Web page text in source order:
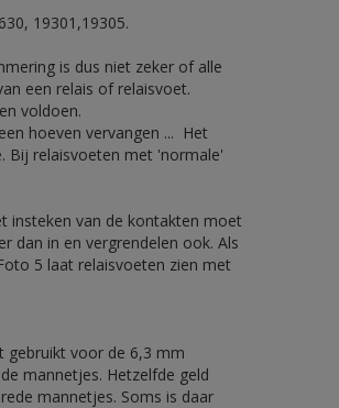
19301,19305.
is dus niet zeker of alle
een relais of relaisvoet.
voldoen.
hoeven vervangen ... Het
Bij relaisvoeten met 'normale'
insteken van de kontakten moet
dan in en vergrendelen ook. Als
5 laat relaisvoeten zien met
gebruikt voor de 6,3 mm
mannetjes. Hetzelfde geld
mannetjes. Soms is daar